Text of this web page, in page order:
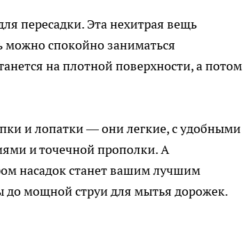
пересадки. Эта нехитрая вещь
можно спокойно заниматься
на плотной поверхности, а потом
и лопатки — они легкие, с удобными
и точечной прополки. А
насадок станет вашим лучшим
мощной струи для мытья дорожек.